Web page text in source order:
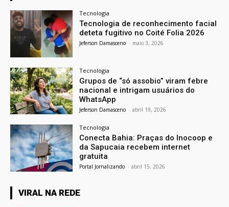
Tecnologia
Tecnologia de reconhecimento facial
deteta fugitivo no Coité Folia 2026
Jeferson Damasceno - maio 3, 2026
Tecnologia
Grupos de “só assobio” viram febre
nacional e intrigam usuários do
WhatsApp
Jeferson Damasceno - abril 19, 2026
Tecnologia
Conecta Bahia: Praças do Inocoop e
da Sapucaia recebem internet
gratuita
Portal Jornalizando - abril 15, 2026
VIRAL NA REDE